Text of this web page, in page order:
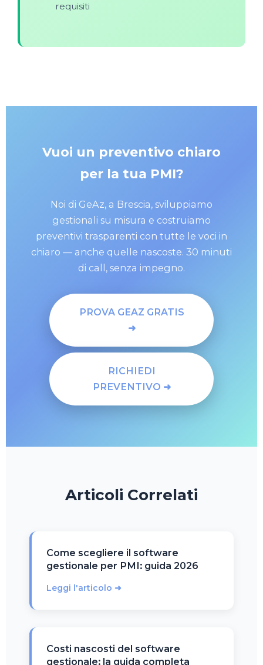
requisiti
Vuoi un preventivo chiaro
per la tua PMI?
Noi di GeAz, a Brescia, sviluppiamo
gestionali su misura e costruiamo
preventivi trasparenti con tutte le voci in
chiaro — anche quelle nascoste. 30 minuti
di call, senza impegno.
PROVA GEAZ GRATIS
➜
RICHIEDI
PREVENTIVO ➜
Articoli Correlati
Come scegliere il software
gestionale per PMI: guida 2026
Leggi l'articolo ➜
Costi nascosti del software
gestionale: la guida completa